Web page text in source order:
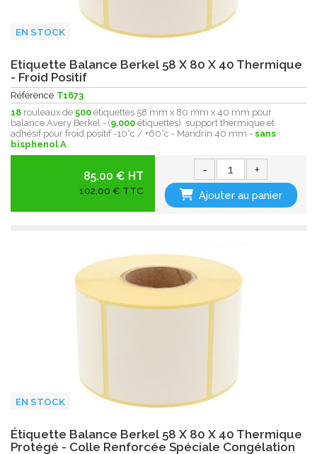
EN STOCK
Etiquette Balance Berkel 58 X 80 X 40 Thermique
- Froid Positif
Référence T1673
18 rouleaux de 500 étiquettes 58 mm x 80 mm x 40 mm pour
balance Avery Berkel - (9.000 étiquettes) support thermique et
adhésif pour froid positif -10°c / +60°c - Mandrin 40 mm - sans
bisphenol A
85.00 € HT
102,00 € TTC
- +
Ajouter au panier
EN STOCK
Étiquette Balance Berkel 58 X 80 X 40 Thermique
Protégé - Colle Renforcée Spéciale Congélation